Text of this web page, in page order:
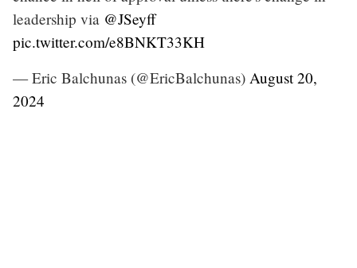
leadership via @JSeyff
pic.twitter.com/e8BNKT33KH
— Eric Balchunas (@EricBalchunas) August 20,
2024